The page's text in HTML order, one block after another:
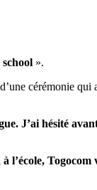
».
cérémonie qui
J’ai hésité
l’école,